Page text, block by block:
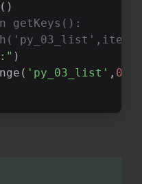
)
'py_03_list' , 0